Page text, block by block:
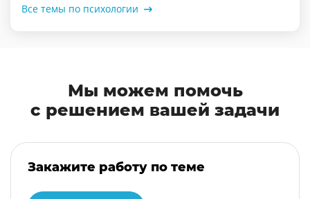
Все темы по психологии
Мы можем помочь
с решением вашей задачи
Закажите работу по теме